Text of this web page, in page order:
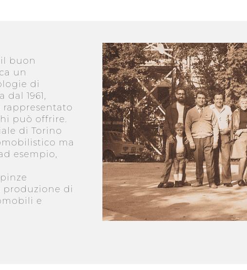
buon
un
di
1961,
può offrire.
di Torino
ma
esempio,
produzione di
e